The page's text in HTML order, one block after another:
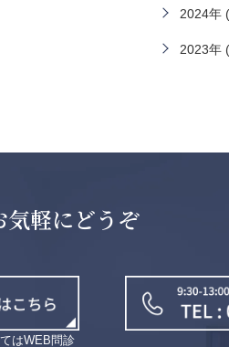
2024年
2023年
気軽にどうぞ
はWEB問診